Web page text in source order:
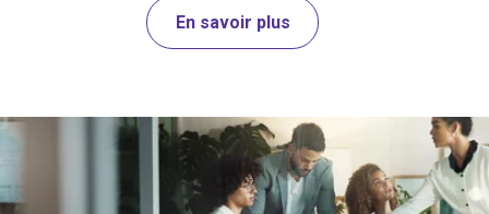
En savoir plus